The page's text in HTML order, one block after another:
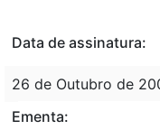
Data de assinatura:
26 de Outubro de
Ementa: